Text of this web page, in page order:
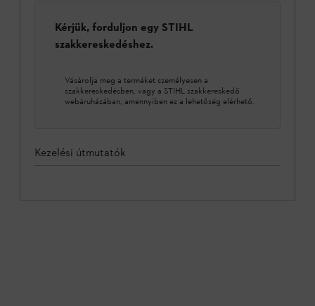
Kérjük, forduljon egy STIHL
szakkereskedéshez.
Vásárolja meg a terméket személyesen a
szakkereskedésben, vagy a STIHL szakkereskedő
webáruházában, amennyiben ez a lehetőség elérhető.
Kezelési útmutatók